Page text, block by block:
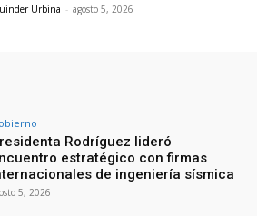
Urbina - agosto 5, 2026
Rodríguez lideró
estratégico con firmas
de ingeniería sísmica
5, 2026